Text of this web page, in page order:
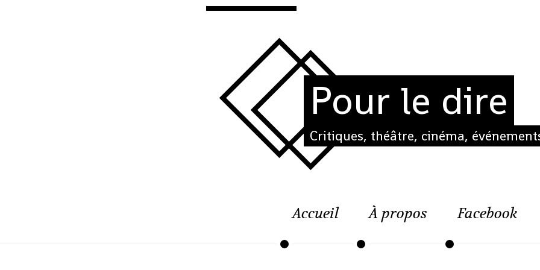
Pour le dire
Critiques, théâtre, cinéma,
Accueil À propos Facebook